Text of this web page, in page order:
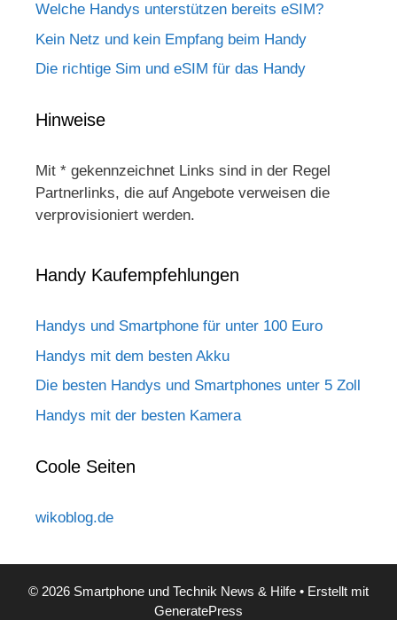
Welche Handys unterstützen bereits eSIM?
Kein Netz und kein Empfang beim Handy
Die richtige Sim und eSIM für das Handy
Hinweise
Mit * gekennzeichnet Links sind in der Regel
Partnerlinks, die auf Angebote verweisen die
verprovisioniert werden.
Handy Kaufempfehlungen
Handys und Smartphone für unter 100 Euro
Handys mit dem besten Akku
Die besten Handys und Smartphones unter 5 Zoll
Handys mit der besten Kamera
Coole Seiten
wikoblog.de
© 2026 Smartphone und Technik News & Hilfe • Erstellt mit
GeneratePress